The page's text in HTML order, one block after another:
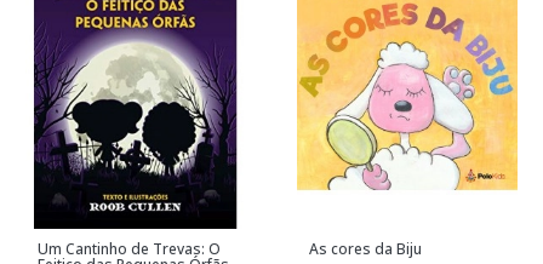
Um Cantinho de Trevas: O As cores da Biju